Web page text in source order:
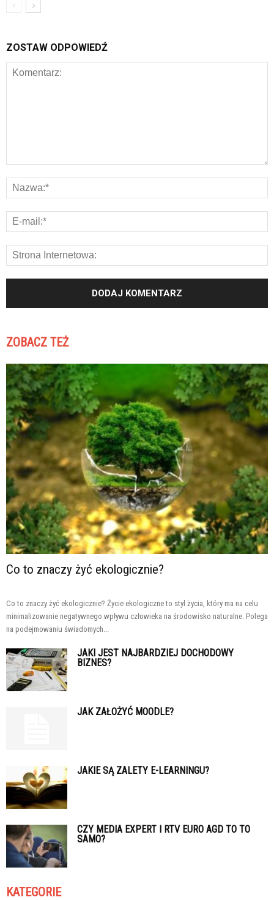
ZOSTAW ODPOWIEDŹ
ZOBACZ TEŻ
Co to znaczy żyć ekologicznie?
Co to znaczy żyć ekologicznie? Życie ekologiczne to styl życia, który ma na celu
minimalizowanie negatywnego wpływu człowieka na środowisko naturalne. Polega
na podejmowaniu świadomych...
JAKI JEST NAJBARDZIEJ DOCHODOWY
BIZNES?
JAK ZAŁOŻYĆ MOODLE?
JAKIE SĄ ZALETY E-LEARNINGU?
CZY MEDIA EXPERT I RTV EURO AGD TO TO
SAMO?
KATEGORIE